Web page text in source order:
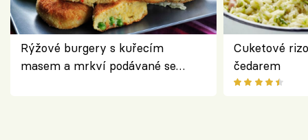
Rýžové burgery s kuřecím
masem a mrkví podávané se
Cuketové
čedarem